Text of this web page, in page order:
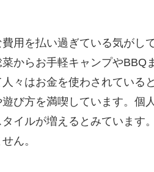
用を払い過ぎている気がし
からお手軽キャンプやBBQ
々はお金を使わされている
び方を満喫しています。個
イルが増えるとみています
ん。